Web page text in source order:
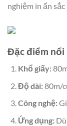
nghiệm in ấn sắc
Đặc điểm nổi
Khổ giấy:
Độ dài:80m/
Công nghệ:
Ứng dụng: